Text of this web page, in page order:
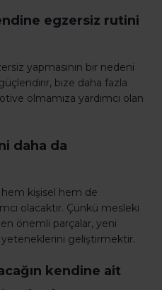
egzersiz rutini
yapmasının bir nedeni
bize daha fazla
olmamıza yardımcı olan
daha da
kişisel hem de
olacaktır. Çünkü mesleki
önemli parçalar, yeni
geliştirmektir.
kendine ait